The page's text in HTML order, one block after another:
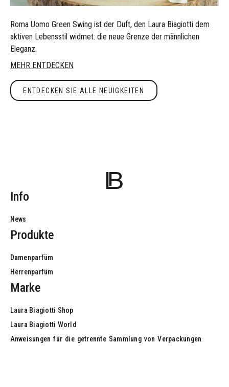
Roma Uomo Green Swing ist der Duft, den Laura Biagiotti dem
aktiven Lebensstil widmet: die neue Grenze der männlichen
Eleganz.
MEHR ENTDECKEN
Entdecken Sie alle Neuigkeiten
ENTDECKEN SIE ALLE NEUIGKEITEN
Info
News
Produkte
Damenparfüm
Herrenparfüm
Marke
Laura Biagiotti Shop
Laura Biagiotti World
Anweisungen für die getrennte Sammlung von Verpackungen